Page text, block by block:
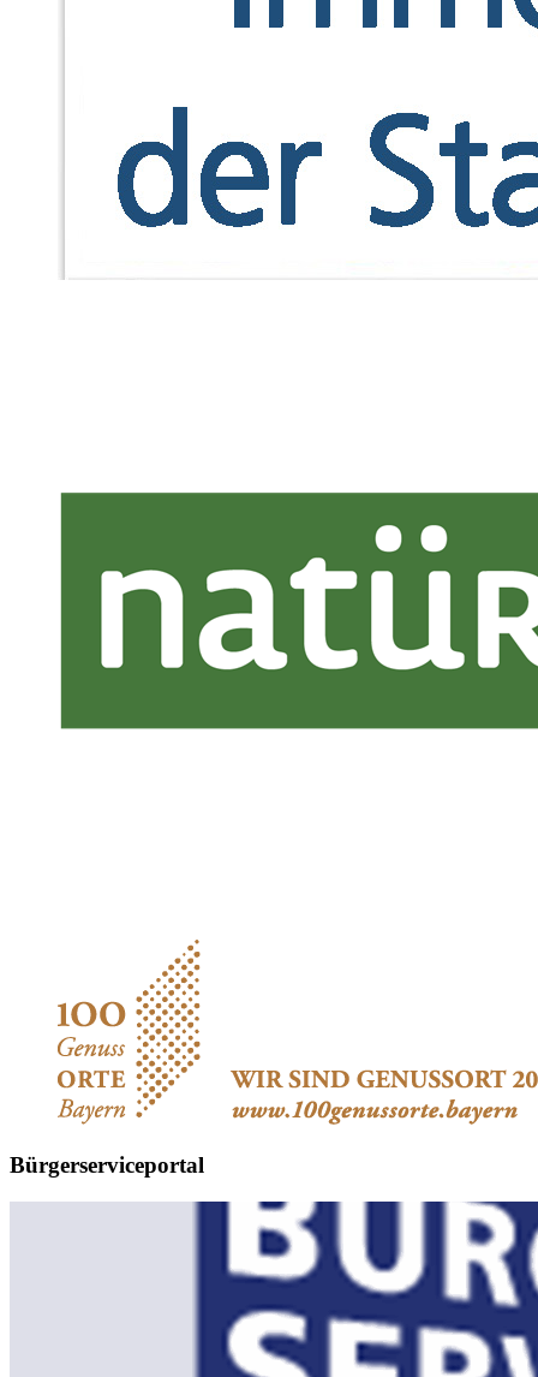
Bürgerserviceportal